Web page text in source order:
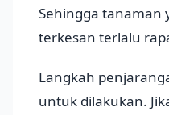
Sehingga tanaman
terkesan terlalu
Langkah
untuk dilakukan.